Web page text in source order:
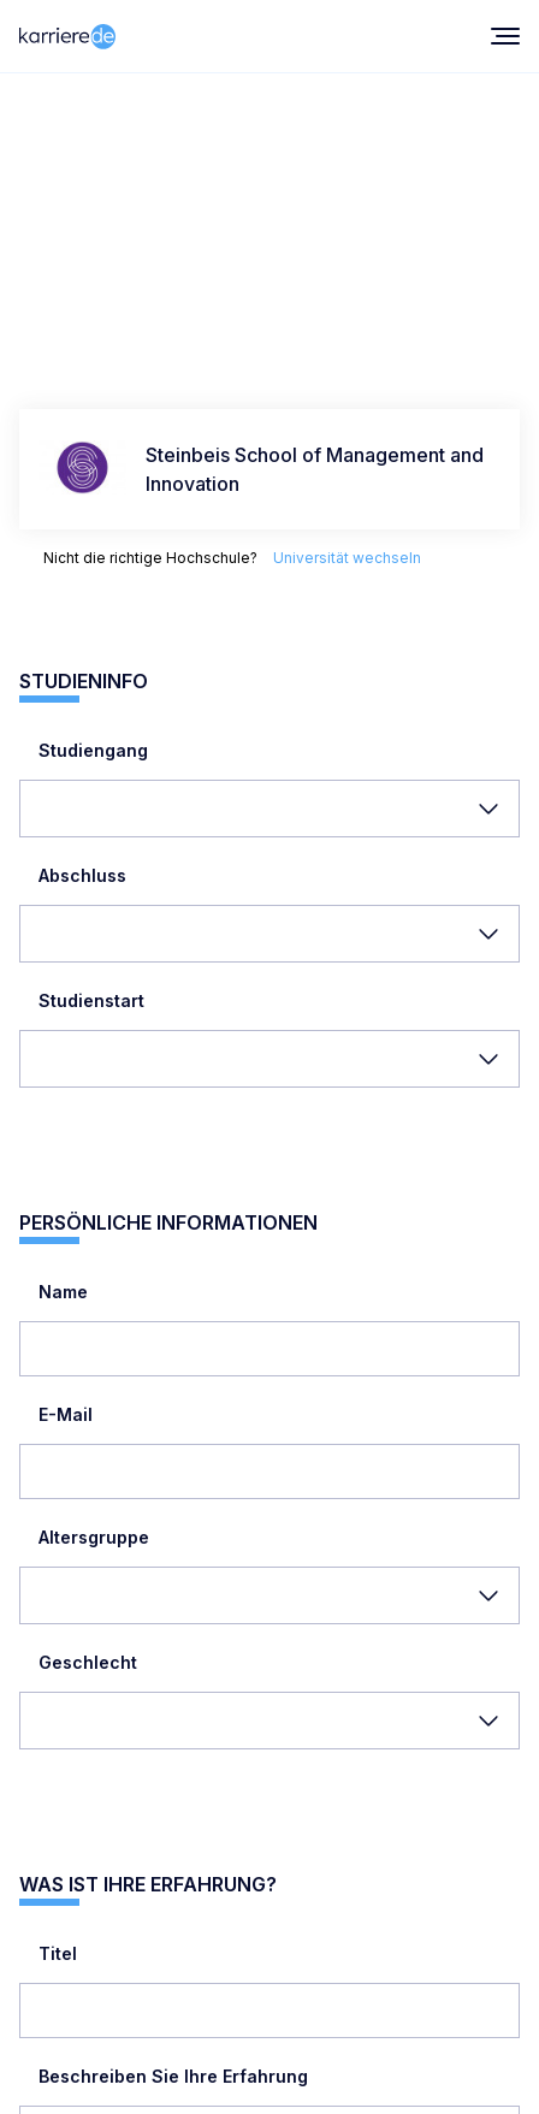
Steinbeis School of Management and
Innovation
Nicht die richtige Hochschule? Universität wechseln
STUDIENINFO
Studiengang
Abschluss
Studienstart
PERSÖNLICHE INFORMATIONEN
Name
E-Mail
Altersgruppe
Geschlecht
WAS IST IHRE ERFAHRUNG?
Titel
Beschreiben Sie Ihre Erfahrung